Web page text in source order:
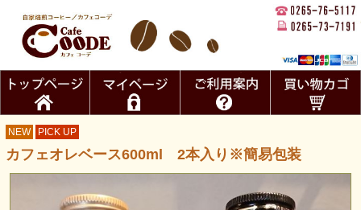
NEW PICK UP
カフェオレベース600ml 2本入り※簡易包装